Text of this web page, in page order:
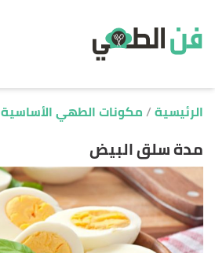
الرئيسية مكونات الطهي الأساسية
مدة سلق البيض